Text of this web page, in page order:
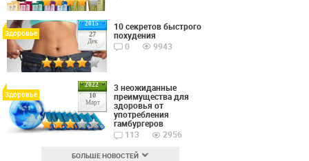
2015
27
Дек
Здоровье
10 секретов быстрого
похудения
0
9943
2022
10
Март
Здоровье
3 неожиданные
преимущества для
здоровья от
употребления
гамбургеров
113
2956
БОЛЬШЕ НОВОСТЕЙ